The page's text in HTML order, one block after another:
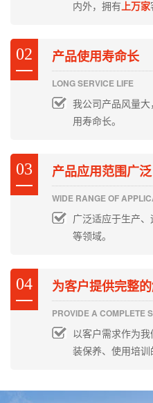
内外，拥有 上万家
02 产品使用寿命长
LONG SERVICE LIFE
我公司产品风量
用寿命长。
03 产品应用范围广泛
WIDE RANGE OF
广泛适应于生产
等领域。
04 为客户提供完整
PROVIDE A COMPLETE
以客户需求作为
装保养、使用培训